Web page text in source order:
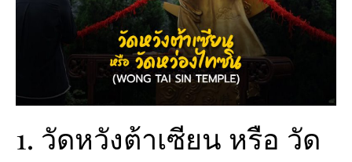
1. วัดหวังต้าเซียน หรือ วัด